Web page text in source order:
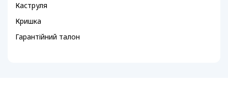
Каструля
Кришка
Гарантійний талон